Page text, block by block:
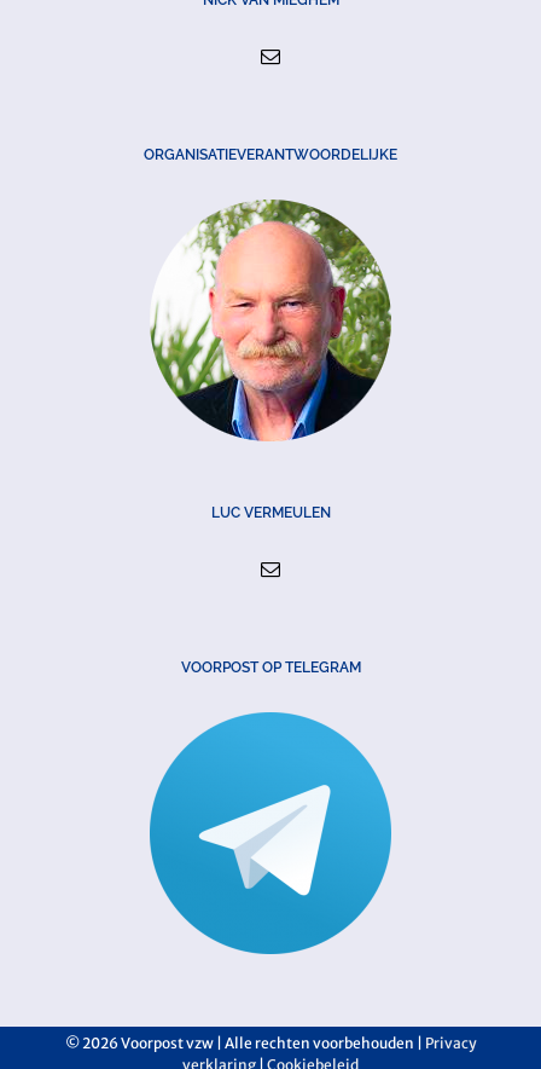
ORGANISATIEVERANTWOORDELIJKE
LUC VERMEULEN
VOORPOST OP TELEGRAM
©2026 Voorpost vzw | Alle rechten voorbehouden | Privacy
verklaring Cookiebeleid